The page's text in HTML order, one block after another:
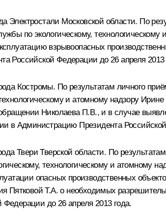
Электростали Московской области. По
по экологическому,
взрывоопасных
Российской Федерации до 26 апреля 2013
Костромы. По результатам личного
и атомному надзору
Николаева П.В., и в случае
в Администрацию Президента
Твери Тверской области. По
технологическому и атомному
опасных производственных
Пятковой Т.А. о необходимых
до 26 апреля 2013 года.